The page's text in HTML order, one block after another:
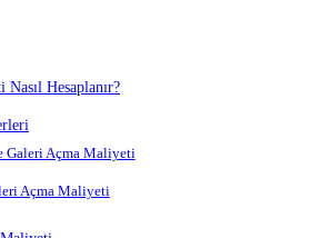
Hesaplanır?
Galeri Açma Maliyeti
Açma Maliyeti